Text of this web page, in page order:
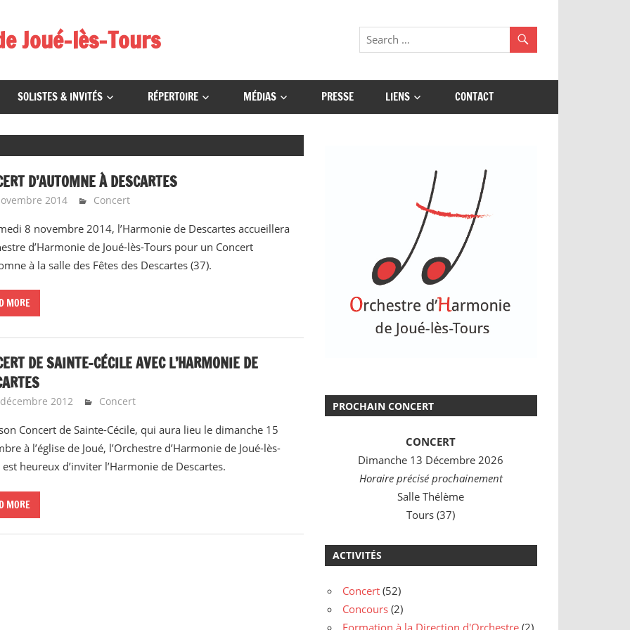
Joué-lès-Tours
SOLISTES & INVITÉS RÉPERTOIRE MÉDIAS PRESSE LIENS CONTACT
D’AUTOMNE À DESCARTES
2014 Emeline Design
Concert
8 novembre 2014, l’Harmonie de Descartes accueillera
d’Harmonie de Joué-lès-Tours pour un Concert
à la salle des Fêtes des Descartes (37).
MORE
DE SAINTE-CÉCILE AVEC L’HARMONIE DE
2012 Emeline Design
Concert
Concert de Sainte-Cécile, qui aura lieu le dimanche 15
à l’église de Joué, l’Orchestre d’Harmonie de Joué-lès-
heureux d’inviter l’Harmonie de Descartes.
MORE
PROCHAIN CONCERT
CONCERT
Dimanche 13 Décembre 2026
Horaire précisé prochainement
Salle Thélème
Tours (37)
ACTIVITÉS
Concert (52)
Concours (2)